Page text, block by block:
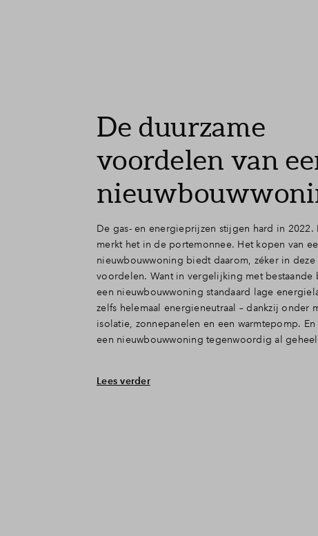
De duurzame
voordelen van
De gas- en energieprijzen stijgen hard in 2022.
merkt het in de portemonnee. Het kopen van
nieuwbouwwoning biedt daarom, zéker in deze
voordelen. Want in vergelijking met bestaande
een nieuwbouwwoning standaard lage
zelfs helemaal energieneutraal – dankzij onder
isolatie, zonnepanelen en een warmtepomp.
een nieuwbouwwoning tegenwoordig al
Lees verder